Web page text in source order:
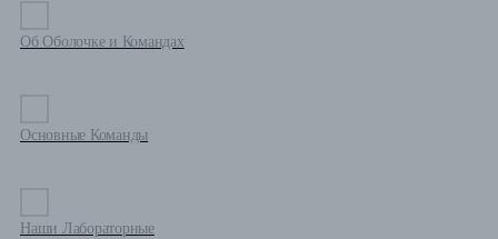
Об Оболочке и Командах
Основные Команды
Наши Лабораторные